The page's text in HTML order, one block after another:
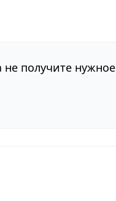
не получите нужное